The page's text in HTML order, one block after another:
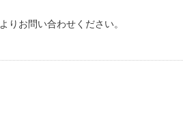
よりお問い合わせください。